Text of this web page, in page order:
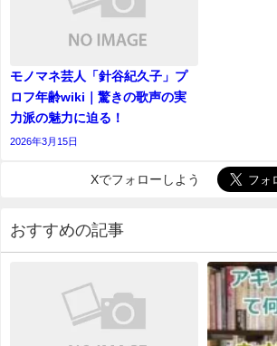
モノマネ芸人「針谷紀久子」プ
ロフ年齢wiki｜驚きの歌声の実
力派の魅力に迫る！
2026年3月15日
Xでフォローしよう
おすすめの記事